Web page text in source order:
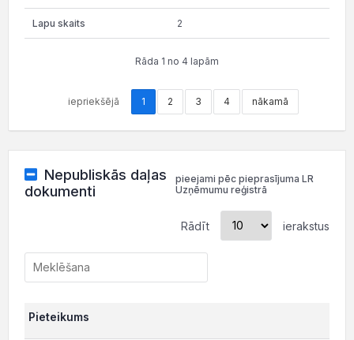
2
Rāda 1 no 4 lapām
iepriekšējā 1 2 3 4 nākamā
Nepubliskās daļas
dokumenti
pieejami pēc pieprasījuma LR
Uzņēmumu reģistrā
Rādīt ierakstus
Pieteikums